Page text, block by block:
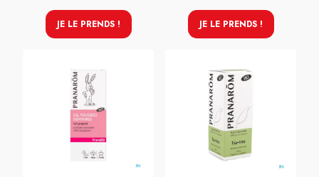
JE LE PRENDS ! JE LE PRENDS !